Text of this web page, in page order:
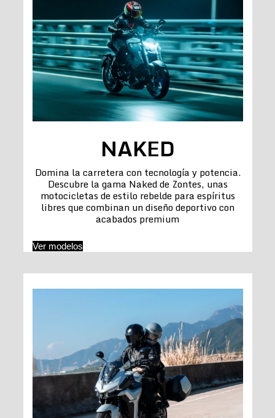
NAKED
Domina la carretera con tecnología y potencia.
Descubre la gama Naked de Zontes, unas
motocicletas de estilo rebelde para espíritus
libres que combinan un diseño deportivo con
acabados premium
Ver modelos